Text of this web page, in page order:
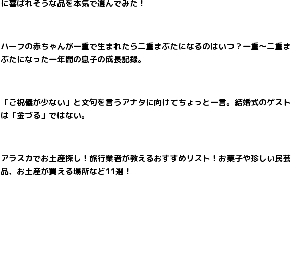
に喜ばれそうな品を本気で選んでみた！
ハーフの赤ちゃんが一重で生まれたら二重まぶたになるのはいつ？一重〜二重ま
ぶたになった一年間の息子の成長記録。
「ご祝儀が少ない」と文句を言うアナタに向けてちょっと一言。結婚式のゲスト
は「金づる」ではない。
アラスカでお土産探し！旅行業者が教えるおすすめリスト！お菓子や珍しい民芸
品、お土産が買える場所など11選！